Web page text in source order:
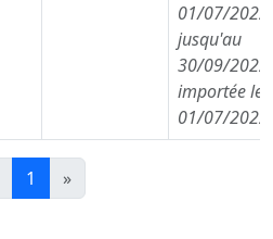
01/07/2022,
jusqu'au
30/09/2022,
importée le
01/07/2022)
1 »